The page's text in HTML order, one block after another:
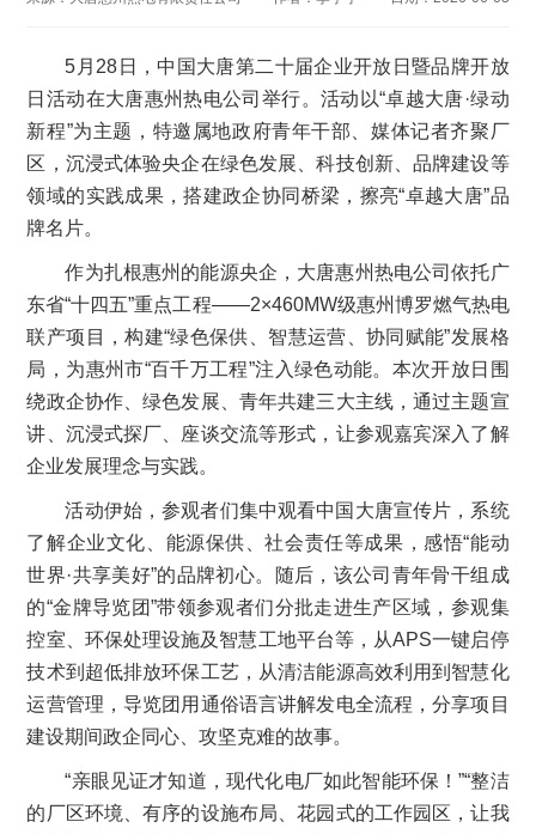
5月28日，中国大唐第二十届企业开放日暨品牌开放
日活动在大唐惠州热电公司举行。活动以“卓越大唐·绿动
新程”为主题，特邀属地政府青年干部、媒体记者齐聚厂
区，沉浸式体验央企在绿色发展、科技创新、品牌建设等
领域的实践成果，搭建政企协同桥梁，擦亮“卓越大唐”品
牌名片。
作为扎根惠州的能源央企，大唐惠州热电公司依托广
东省“十四五”重点工程——2×460MW级惠州博罗燃气热电
联产项目，构建“绿色保供、智慧运营、协同赋能”发展格
局，为惠州市“百千万工程”注入绿色动能。本次开放日围
绕政企协作、绿色发展、青年共建三大主线，通过主题宣
讲、沉浸式探厂、座谈交流等形式，让参观嘉宾深入了解
企业发展理念与实践。
活动伊始，参观者们集中观看中国大唐宣传片，系统
了解企业文化、能源保供、社会责任等成果，感悟“能动
世界·共享美好”的品牌初心。随后，该公司青年骨干组成
的“金牌导览团”带领参观者们分批走进生产区域，参观集
控室、环保处理设施及智慧工地平台等，从APS一键启停
技术到超低排放环保工艺，从清洁能源高效利用到智慧化
运营管理，导览团用通俗语言讲解发电全流程，分享项目
建设期间政企同心、攻坚克难的故事。
“亲眼见证才知道，现代化电厂如此智能环保！”“整洁
的厂区环境、有序的设施布局、花园式的工作园区，让我